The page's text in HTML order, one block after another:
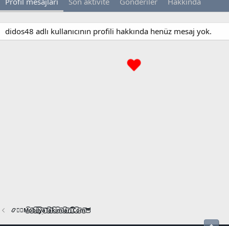
didos48 adlı kullanıcının profili hakkında henüz mesaj yok.
📿🧙‍♂️M͜͡o͜͡b͜͡i͜͡l͜͡y͜͡a͜͡T͜͡a͜͡k͜͡i͜͡m͜͡l͜͡a͜͡r͜͡i͜͡.͜͡C͜͡o͜͡m͜͡🦉